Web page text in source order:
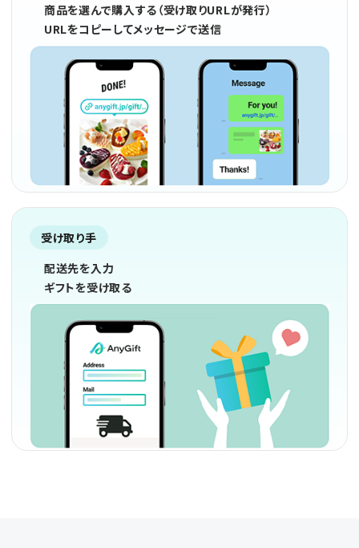
商品を選んで購入する（受け取りURLが発行）
URLをコピーしてメッセージで送信
受け取り手
配送先を入力
ギフトを受け取る